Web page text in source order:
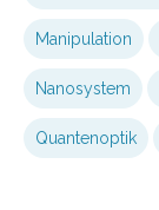
Manipulation
Nanosystem
Quantenoptik